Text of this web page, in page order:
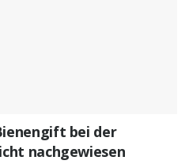
bei der
nachgewiesen